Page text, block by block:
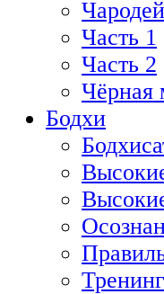
Чародей
Часть 1
Часть 2
Чёрная
Бодхи